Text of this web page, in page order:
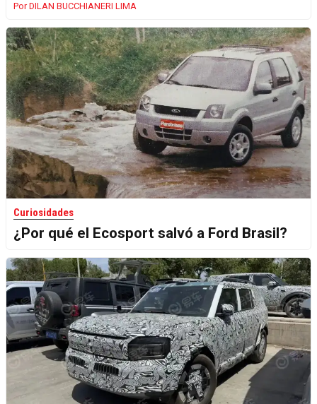
DILAN BUCCHIANERI LIMA
Curiosidades
¿Por qué el Ecosport salvó a Ford Brasil?